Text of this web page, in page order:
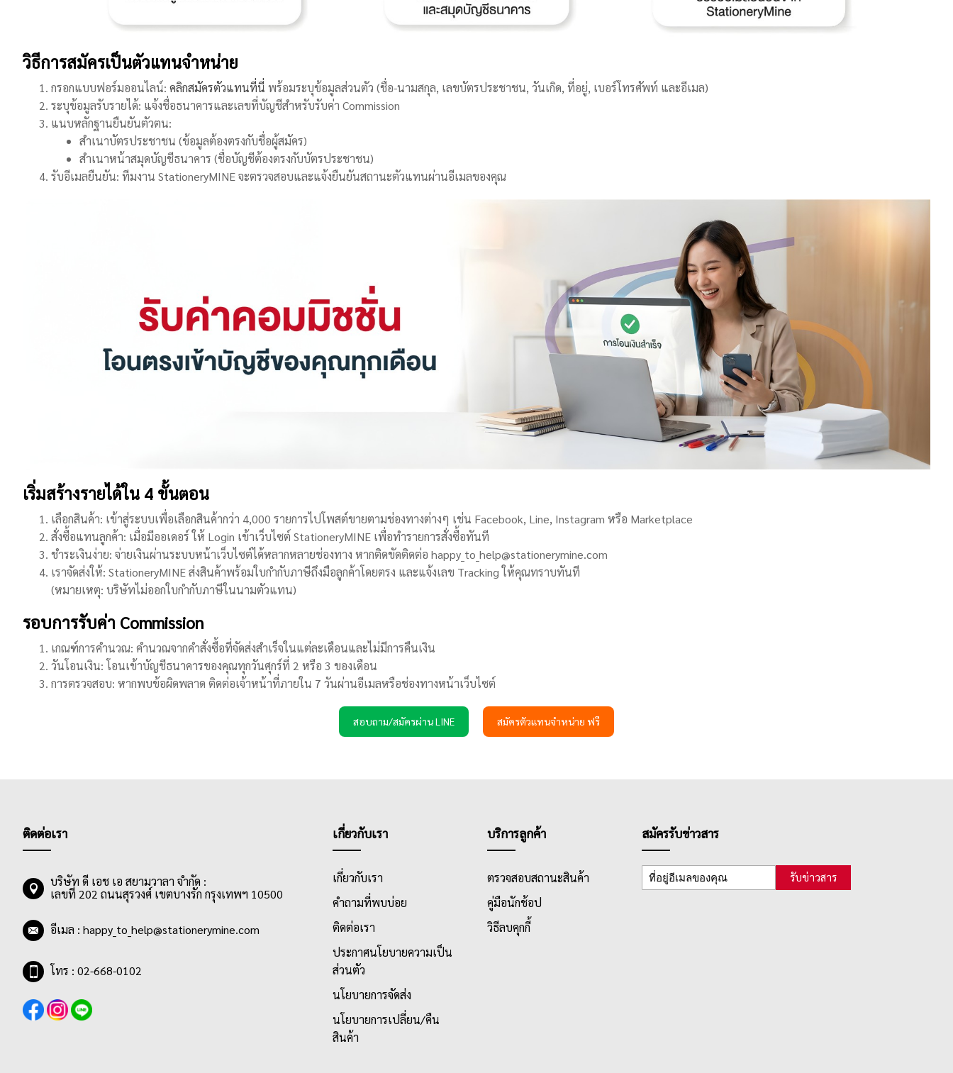
วิธีการสมัครเป็นตัวแทนจำหน่าย
กรอกแบบฟอร์มออนไลน์: คลิกสมัครตัวแทนที่นี่ พร้อมระบุข้อมูลส่วนตัว (ชื่อ-นามสกุล, เลขบัตรประชาชน, วันเกิด, ที่อยู่, เบอร์โทรศัพท์ และอีเมล)
ระบุข้อมูลรับรายได้: แจ้งชื่อธนาคารและเลขที่บัญชีสำหรับรับค่า Commission
แนบหลักฐานยืนยันตัวตน:
สำเนาบัตรประชาชน (ข้อมูลต้องตรงกับชื่อผู้สมัคร)
สำเนาหน้าสมุดบัญชีธนาคาร (ชื่อบัญชีต้องตรงกับบัตรประชาชน)
รับอีเมลยืนยัน: ทีมงาน StationeryMINE จะตรวจสอบและแจ้งยืนยันสถานะตัวแทนผ่านอีเมลของคุณ
เริ่มสร้างรายได้ใน 4 ขั้นตอน
เลือกสินค้า: เข้าสู่ระบบเพื่อเลือกสินค้ากว่า 4,000 รายการไปโพสต์ขายตามช่องทางต่างๆ เช่น Facebook, Line, Instagram หรือ Marketplace
สั่งซื้อแทนลูกค้า: เมื่อมีออเดอร์ ให้ Login เข้าเว็บไซต์ StationeryMINE เพื่อทำรายการสั่งซื้อทันที
ชำระเงินง่าย: จ่ายเงินผ่านระบบหน้าเว็บไซต์ได้หลากหลายช่องทาง หากติดขัดติดต่อ happy_to_help@stationerymine.com
เราจัดส่งให้: StationeryMINE ส่งสินค้าพร้อมใบกำกับภาษีถึงมือลูกค้าโดยตรง และแจ้งเลข Tracking ให้คุณทราบทันที
(หมายเหตุ: บริษัทไม่ออกใบกำกับภาษีในนามตัวแทน)
รอบการรับค่า Commission
เกณฑ์การคำนวณ: คำนวณจากคำสั่งซื้อที่จัดส่งสำเร็จในแต่ละเดือนและไม่มีการคืนเงิน
วันโอนเงิน: โอนเข้าบัญชีธนาคารของคุณทุกวันศุกร์ที่ 2 หรือ 3 ของเดือน
การตรวจสอบ: หากพบข้อผิดพลาด ติดต่อเจ้าหน้าที่ภายใน 7 วันผ่านอีเมลหรือช่องทางหน้าเว็บไซต์
สอบถาม/สมัครผ่าน LINE สมัครตัวแทนจำหน่าย ฟรี
ติดต่อเรา
บริษัท ดี เอช เอ สยามวาลา จำกัด :
เลขที่ 202 ถนนสุรวงศ์ เขตบางรัก กรุงเทพฯ 10500
อีเมล : happy_to_help@stationerymine.com
โทร : 02-668-0102
เกี่ยวกับเรา
เกี่ยวกับเรา
คำถามที่พบบ่อย
ติดต่อเรา
ประกาศนโยบายความเป็น
ส่วนตัว
นโยบายการจัดส่ง
นโยบายการเปลี่ยน/คืน
สินค้า
บริการลูกค้า
ตรวจสอบสถานะสินค้า
คู่มือนักช้อป
วิธีลบคุกกี้
สมัครรับข่าวสาร
รับข่าวสาร